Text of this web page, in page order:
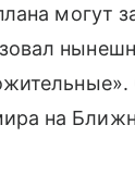
могут
на